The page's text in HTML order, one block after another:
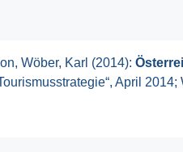
Wöber, Karl (2014):
April